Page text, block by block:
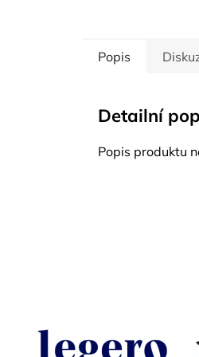
Popis
Detailní
Popis produktu